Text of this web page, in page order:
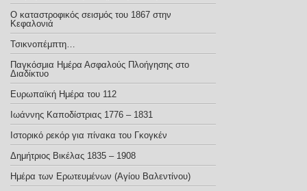
Ο καταστροφικός σεισμός του 1867 στην
Κεφαλονιά
Τσικνοπέμπτη…
Παγκόσμια Ημέρα Ασφαλούς Πλοήγησης στο
Διαδίκτυο
Ευρωπαϊκή Ημέρα του 112
Ιωάννης Καποδίστριας 1776 – 1831
Ιστορικό ρεκόρ για πίνακα του Γκογκέν
Δημήτριος Βικέλας 1835 – 1908
Ημέρα των Ερωτευμένων (Αγίου Βαλεντίνου)